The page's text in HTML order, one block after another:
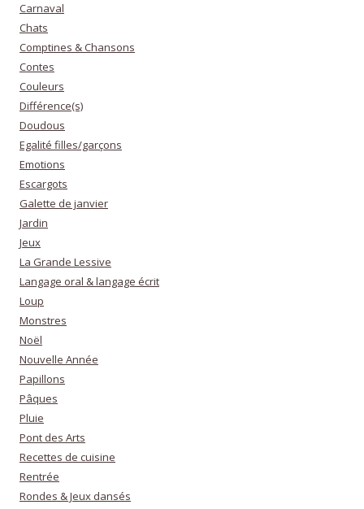
Carnaval
Chats
Comptines & Chansons
Contes
Couleurs
Différence(s)
Doudous
Egalité filles/garçons
Emotions
Escargots
Galette de janvier
Jardin
Jeux
La Grande Lessive
Langage oral & langage écrit
Loup
Monstres
Noël
Nouvelle Année
Papillons
Pâques
Pluie
Pont des Arts
Recettes de cuisine
Rentrée
Rondes & Jeux dansés